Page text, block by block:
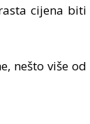
cijena biti
nešto više od